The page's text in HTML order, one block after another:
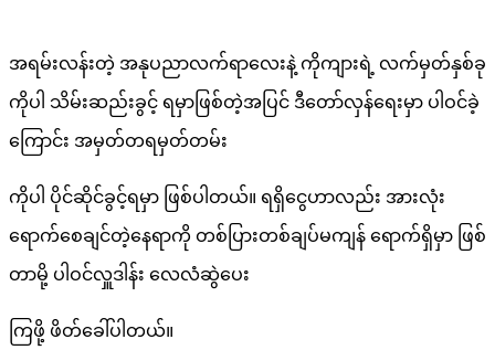
အရမ်းလန်းတဲ့ အနုပညာလက်ရာလေးနဲ့ ကိုကျားရဲ့ လက်မှတ်နှစ်ခု
ကိုပါ သိမ်းဆည်းခွင့် ရမှာဖြစ်တဲ့အပြင် ဒီတော်လှန်ရေးမှာ ပါဝင်ခဲ့
ကြောင်း အမှတ်တရမှတ်တမ်း
ကိုပါ ပိုင်ဆိုင်ခွင့်ရမှာ ဖြစ်ပါတယ်။ ရရှိငွေဟာလည်း အားလုံး
ရောက်စေချင်တဲ့နေရာကို တစ်ပြားတစ်ချပ်မကျန် ရောက်ရှိမှာ ဖြစ်
တာမို့ ပါဝင်လှူဒါန်း လေလံဆွဲပေး
ကြဖို့ ဖိတ်ခေါ်ပါတယ်။